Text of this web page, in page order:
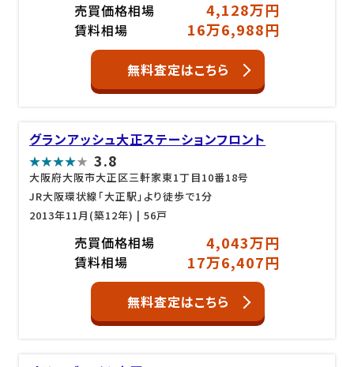
売買価格相場 4,128万円
賃料相場 16万6,988円
無料査定はこちら
グランアッシュ大正ステーションフロント
3.8
大阪府大阪市大正区三軒家東1丁目10番18号
JR大阪環状線「大正駅」より徒歩で1分
2013年11月(築12年) | 56戸
売買価格相場 4,043万円
賃料相場 17万6,407円
無料査定はこちら